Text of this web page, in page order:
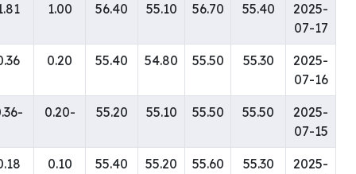
2025-
07-17
55.40
56.70
55.10
56.40
1.00
2025-
07-16
55.30
55.50
54.80
55.40
0.20
2025-
07-15
55.50
55.50
55.10
55.20
-0.20
-0.36
2025-
55.30
55.60
55.20
55.40
0.10